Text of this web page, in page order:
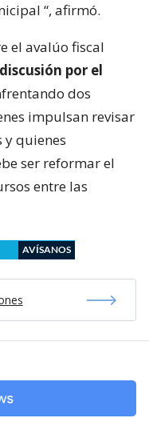
“, afirmó.
el avalúo fiscal
por el
dos
impulsan revisar
y quienes
ser reformar el
entre las
AVÍSANOS